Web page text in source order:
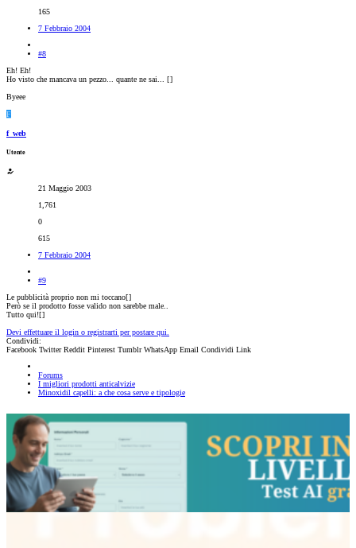
165
7 Febbraio 2004
#8
Eh! Eh!
Ho visto che mancava un pezzo... quante ne sai... []
Byeee
F
f_web
Utente
21 Maggio 2003
1,761
0
615
7 Febbraio 2004
#9
Le pubblicità proprio non mi toccano[]
Però se il prodotto fosse valido non sarebbe male..
Tutto qui![]
Devi effettuare il login o registrarti per postare qui.
Condividi:
Facebook Twitter Reddit Pinterest Tumblr WhatsApp Email Condividi Link
Forums
I migliori prodotti anticalvizie
Minoxidil capelli: a che cosa serve e tipologie